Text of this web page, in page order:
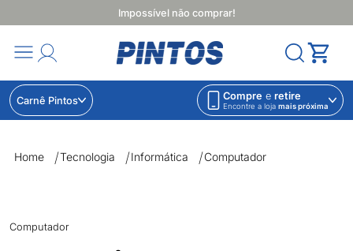
Impossível não comprar!
Carnê Pintos Compre e retire
Encontre a loja mais próxima
Home
Tecnologia Informática Computador
Computador